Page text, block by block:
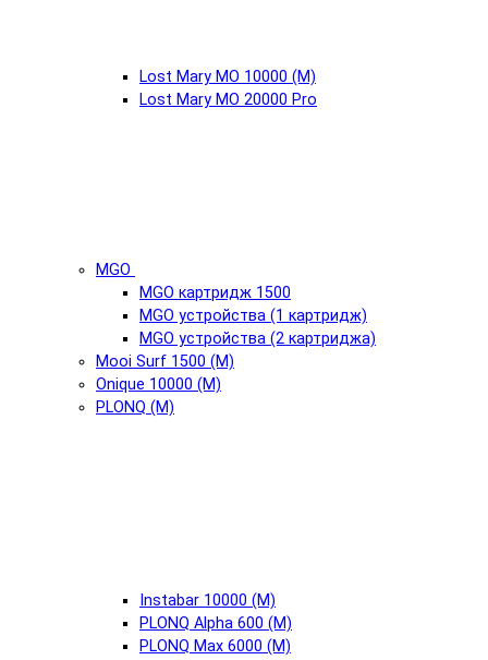
Lost Mary MO 10000 (М)
Lost Mary MO 20000 Pro
MGO
MGO картридж 1500
MGO устройства (1 картридж)
MGO устройства (2 картриджа)
Mooi Surf 1500 (М)
Onique 10000 (М)
PLONQ (М)
Instabar 10000 (М)
PLONQ Alpha 600 (М)
PLONQ Max 6000 (М)